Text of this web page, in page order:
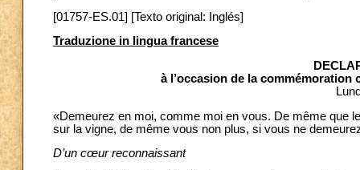
[01757-ES.01] [Texto original: Inglés]
Traduzione in lingua francese
à l’occasion de la
«Demeurez en moi, comme moi en vous. De même que
sur la vigne, de même vous non plus, si vous ne
D’un cœur reconnaissant